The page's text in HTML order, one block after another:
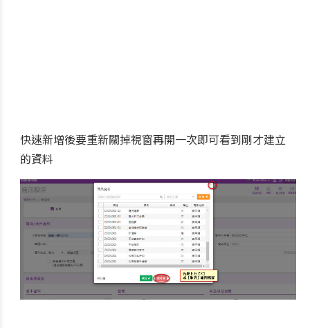
快速新增後要重新關掉視窗再開一次即可看到剛才建立
的資料